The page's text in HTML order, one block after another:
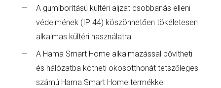
A gumiborítású kültéri aljzat csobbanás elleni
védelmének (IP 44) köszönhetően tökéletesen
alkalmas kültéri használatra
A Hama Smart Home alkalmazással bővítheti
és hálózatba kötheti okosotthonát tetszőleges
számú Hama Smart Home termékkel